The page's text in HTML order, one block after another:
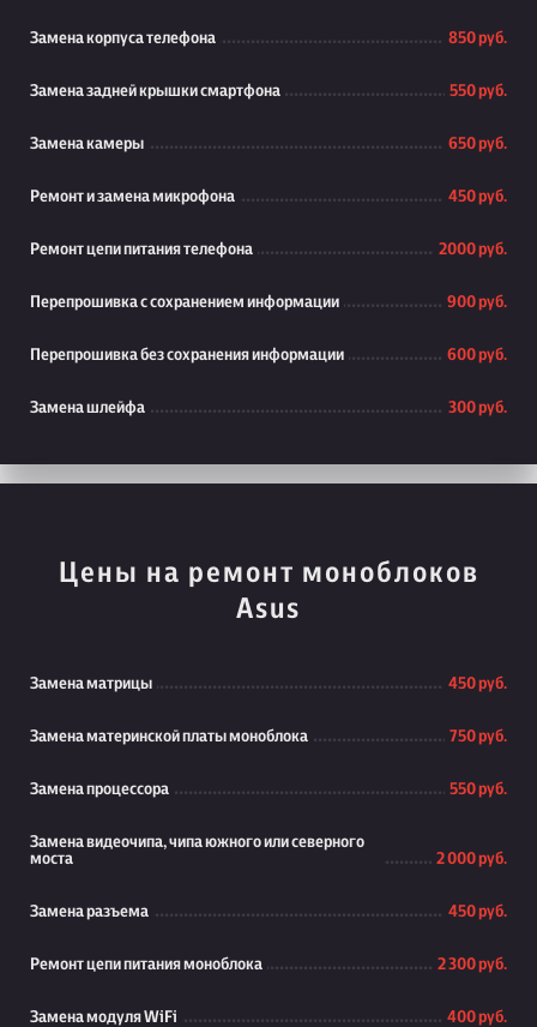
Замена корпуса телефона 850 руб.
Замена задней крышки смартфона 550 руб.
Замена камеры 650 руб.
Ремонт и замена микрофона 450 руб.
Ремонт цепи питания телефона 2000 руб.
Перепрошивка с сохранением информации 900 руб.
Перепрошивка без сохранения информации 600 руб.
Замена шлейфа 300 руб.
Цены на ремонт моноблоков
Asus
Замена матрицы 450 руб.
Замена материнской платы моноблока 750 руб.
Замена процессора 550 руб.
Замена видеочипа, чипа южного или северного
моста
2 000 руб.
Замена разъема 450 руб.
Ремонт цепи питания моноблока 2 300 руб.
Замена модуля WiFi 400 руб.